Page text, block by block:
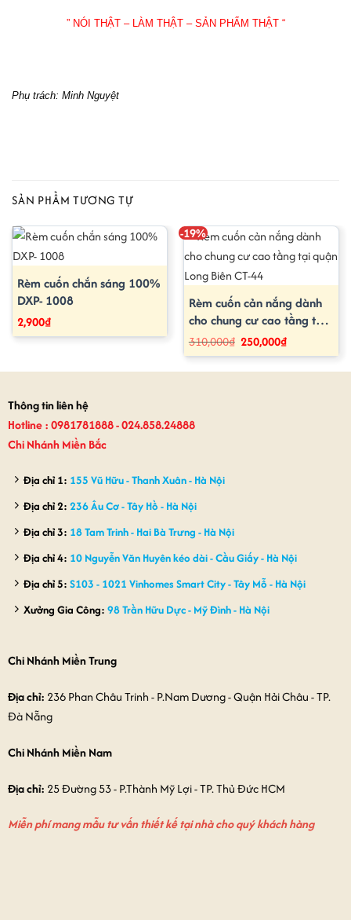
” NÓI THẬT – LÀM THẬT – SẢN PHẨM THẬT “
Phụ trách: Minh Nguyệt
SẢN PHẨM TƯƠNG TỰ
Rèm cuốn chắn sáng 100%
DXP- 1008
2,900₫
-19%
Rèm cuốn cản nắng dành
cho chung cư cao tầng tại
quận Long Biên CT-44
310,000₫ Giá
gốc
là:
310,000₫.
250,000₫Giá
hiện
tại
là:
Thông tin liên hệ
Hotline : 0981781888 - 024.858.24888
Chi Nhánh Miền Bắc
Địa chỉ 1: 155 Vũ Hữu - Thanh Xuân - Hà Nội
Địa chỉ 2: 236 Âu Cơ - Tây Hồ - Hà Nội
Địa chỉ 3: 18 Tam Trinh - Hai Bà Trưng - Hà Nội
Địa chỉ 4: 10 Nguyễn Văn Huyên kéo dài - Cầu Giấy - Hà Nội
Địa chỉ 5: S103 - 1021 Vinhomes Smart City - Tây Mỗ - Hà Nội
Xưởng Gia Công: 98 Trần Hữu Dực - Mỹ Đình - Hà Nội
Chi Nhánh Miền Trung
Địa chỉ: 236 Phan Châu Trinh - P.Nam Dương - Quận Hải Châu - TP.
Đà Nẵng
Chi Nhánh Miền Nam
Địa chỉ: 25 Đường 53 - P.Thành Mỹ Lợi - TP. Thủ Đức HCM
Miễn phí mang mẫu tư vấn thiết kế tại nhà cho quý khách hàng